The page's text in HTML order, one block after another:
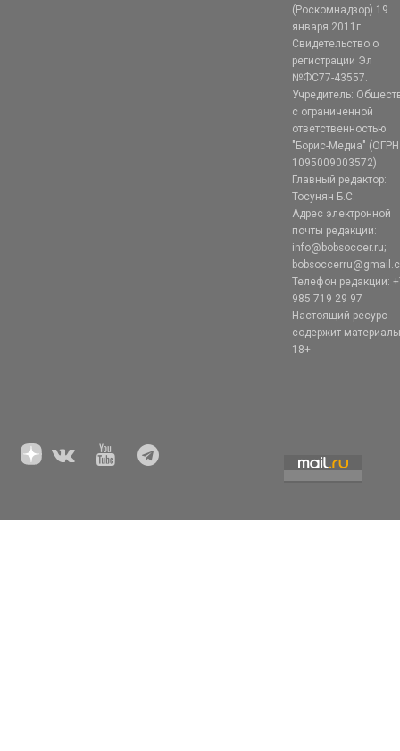
(Роскомнадзор) 19
января 2011г.
Свидетельство о
регистрации Эл
№ФС77-43557.
Учредитель:
с ограниченной
ответственностью
"Борис-Медиа" (ОГРН
1095009003572)
Главный редактор:
Тосунян Б.С.
Адрес электронной
почты редакции:
info@bobsoccer.ru;
Телефон редакции:
985 719 29 97
Настоящий ресурс
содержит
18+